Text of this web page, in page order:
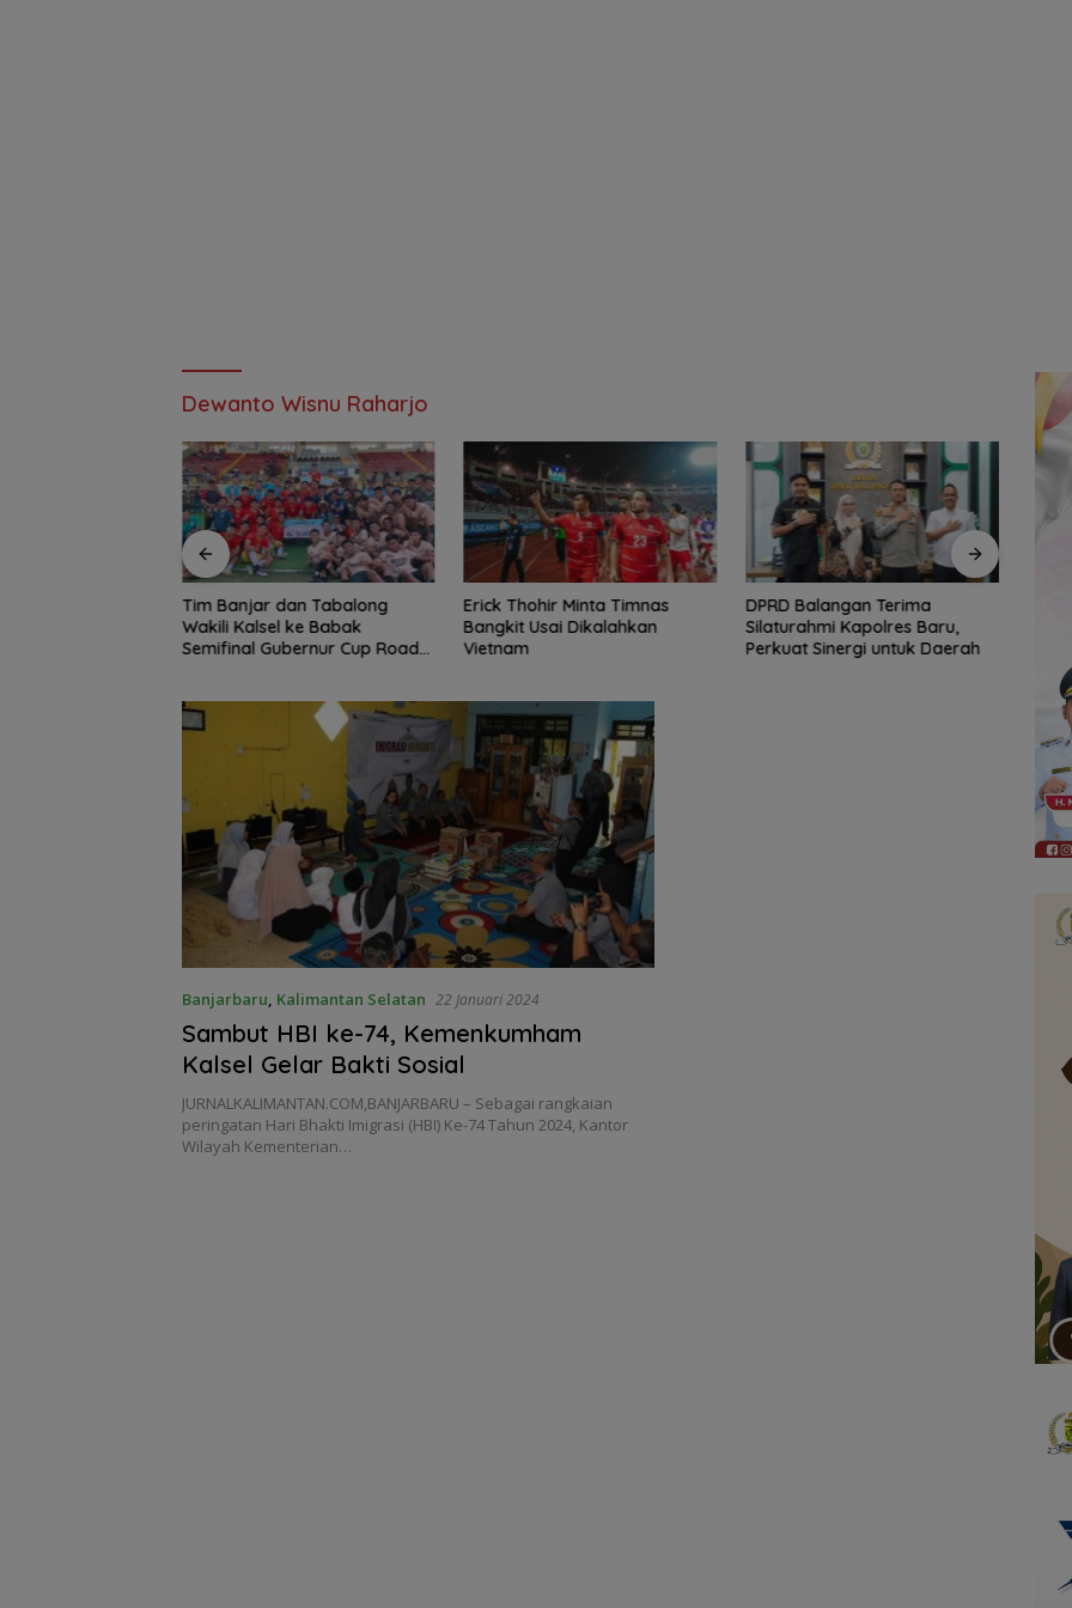
Dewanto Wisnu Raharjo
Erick Thohir Minta Timnas
Bangkit Usai Dikalahkan
Vietnam
DPRD Balangan Terima
Silaturahmi Kapolres Baru,
Perkuat Sinergi untuk Daerah
AKSEL Virtual Run 2026 Ajak
Pelari Berkontribusi Hijaukan
Tahura Sultan Adam
Banjarbaru Kalimantan Selatan 22 Januari 2024
Sambut HBI ke-74, Kemenkumham
Kalsel Gelar Bakti Sosial
JURNALKALIMANTAN.COM,BANJARBARU – Sebagai rangkaian
peringatan Hari Bhakti Imigrasi (HBI) Ke-74 Tahun 2024, Kantor
Wilayah Kementerian…